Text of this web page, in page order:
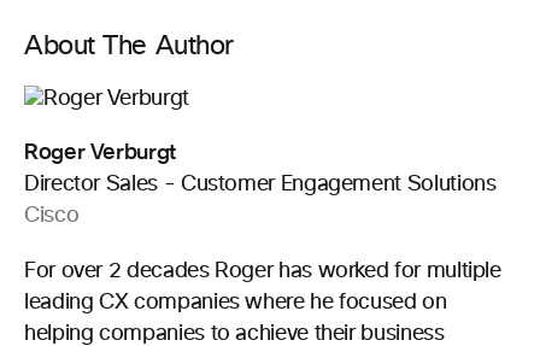
About The Author
Roger Verburgt
Director Sales - Customer Engagement Solutions
Cisco
For over 2 decades Roger has worked for multiple
leading CX companies where he focused on
helping companies to achieve their business